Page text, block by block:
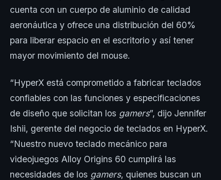
cuenta con un cuerpo de aluminio de calidad
aeronáutica y ofrece una distribución del 60%
para liberar espacio en el escritorio y así tener
mayor movimiento del mouse.
“HyperX está comprometido a fabricar teclados
confiables con las funciones y especificaciones
de diseño que solicitan los gamers”, dijo Jennifer
Ishii, gerente del negocio de teclados en HyperX.
“Nuestro nuevo teclado mecánico para
videojuegos Alloy Origins 60 cumplirá las
necesidades de los gamers, quienes buscan un